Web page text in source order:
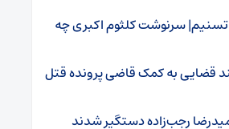
سرنوشت کلثوم اکبری چه
قضایی به کمک قاضی پرونده قتل